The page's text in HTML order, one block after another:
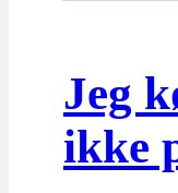
Jeg
ikke